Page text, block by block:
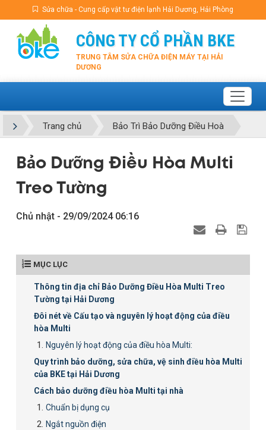
Sửa chữa - Cung cấp vật tư điện lạnh Hải Dương, Hải Phòng
CÔNG TY CỔ PHẦN BKE
TRUNG TÂM SỬA CHỮA ĐIỆN MÁY TẠI HẢI
DƯƠNG
Trang chủ Bảo Trì Bảo Dưỡng Điều Hoà
Bảo Dưỡng Điều Hòa Multi
Treo Tường
Chủ nhật - 29/09/2024 06:16
MỤC LỤC
Thông tin địa chỉ Bảo Dưỡng Điều Hòa Multi Treo
Tường tại Hải Dương
Đôi nét về Cấu tạo và nguyên lý hoạt động của điều
hòa Multi
Nguyên lý hoạt động của điều hòa Multi:
Quy trình bảo dưỡng, sửa chữa, vệ sinh điều hòa Multi
của BKE tại Hải Dương
Cách bảo dưỡng điều hòa Multi tại nhà
Chuẩn bị dụng cụ
Ngắt nguồn điện